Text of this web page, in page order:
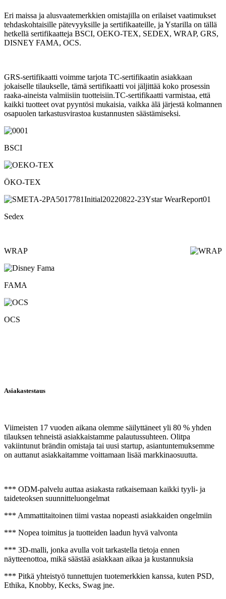
Eri maissa ja alusvaatemerkkien omistajilla on erilaiset vaatimukset
tehdaskohtaisille pätevyyksille ja sertifikaateille, ja Ystarilla on tällä
hetkellä sertifikaatteja BSCI, OEKO-TEX, SEDEX, WRAP, GRS,
DISNEY FAMA, OCS.
GRS-sertifikaatti voimme tarjota TC-sertifikaatin asiakkaan
jokaiselle tilaukselle, tämä sertifikaatti voi jäljittää koko prosessin
raaka-aineista valmiisiin tuotteisiin.TC-sertifikaatti varmistaa, että
kaikki tuotteet ovat pyyntösi mukaisia, vaikka älä järjestä kolmannen
osapuolen tarkastusvirastoa kustannusten säästämiseksi.
BSCI
ÖKO-TEX
Sedex
WRAP
FAMA
OCS
Asiakastestaus
Viimeisten 17 vuoden aikana olemme säilyttäneet yli 80 % yhden
tilauksen tehneistä asiakkaistamme palautussuhteen. Olitpa
vakiintunut brändin omistaja tai uusi startup, asiantuntemuksemme
on auttanut asiakkaitamme voittamaan lisää markkinaosuutta.
*** ODM-palvelu auttaa asiakasta ratkaisemaan kaikki tyyli- ja
taideteoksen suunnitteluongelmat
*** Ammattitaitoinen tiimi vastaa nopeasti asiakkaiden ongelmiin
*** Nopea toimitus ja tuotteiden laadun hyvä valvonta
*** 3D-malli, jonka avulla voit tarkastella tietoja ennen
näytteenottoa, mikä säästää asiakkaan aikaa ja kustannuksia
*** Pitkä yhteistyö tunnettujen tuotemerkkien kanssa, kuten PSD,
Ethika, Knobby, Kecks, Swag jne.